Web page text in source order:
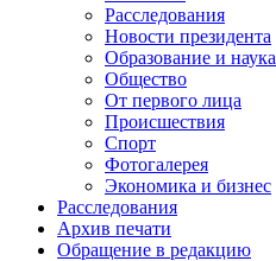
Расследования
Новости президента
Образование и наука
Общество
От первого лица
Происшествия
Спорт
Фотогалерея
Экономика и бизнес
Расследования
Архив печати
Обращение в редакцию